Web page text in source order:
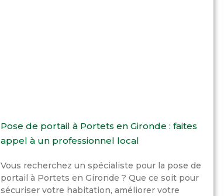
Pose de portail à Portets en Gironde : faites
appel à un professionnel local
Vous recherchez un spécialiste pour la pose de
portail à Portets en Gironde ? Que ce soit pour
sécuriser votre habitation, améliorer votre